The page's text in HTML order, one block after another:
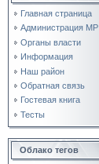
Главная страница
Администрация МР
Органы власти
Информация
Наш район
Обратная связь
Гостевая книга
Тесты
Облако тегов